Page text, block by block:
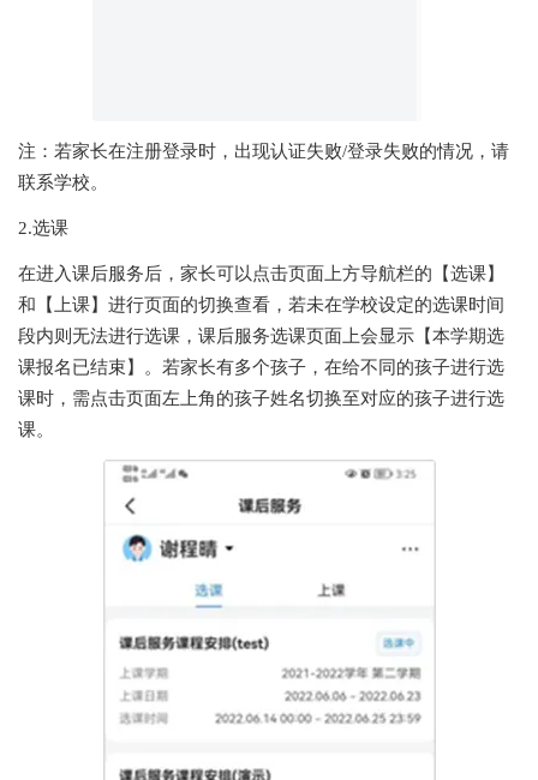
注：若家长在注册登录时，出现认证失败/登录失败的情况，请
联系学校。
2.选课
在进入课后服务后，家长可以点击页面上方导航栏的【选课】
和【上课】进行页面的切换查看，若未在学校设定的选课时间
段内则无法进行选课，课后服务选课页面上会显示【本学期选
课报名已结束】。若家长有多个孩子，在给不同的孩子进行选
课时，需点击页面左上角的孩子姓名切换至对应的孩子进行选
课。